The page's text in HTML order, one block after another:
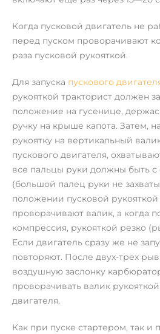
Когда пусковой двигатель не
перед пуском проворачивают
раза пусковой рукояткой.
Для запуска пускового
рукояткой тракторист должен
положение на гусенице,
ручку на крыше капота. Затем,
рукоятку на вертикальный
пускового двигателя,
все пальцы руки должны быть
(большой палец руки не
положении пусковой
проворачивают валик, а когда
компрессия, рукояткой резко
Если двигатель сразу же не
повторяют. После двух-трех
воздушную заслонку
проворачивать валик
двигателя.
Как при пуске стартером, так и